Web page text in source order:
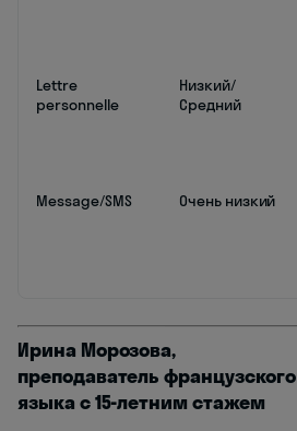
Lettre
personnelle
Низкий/
Средний
Message/SMS
Очень низкий
Ирина Морозова,
преподаватель французского
языка с 15-летним стажем